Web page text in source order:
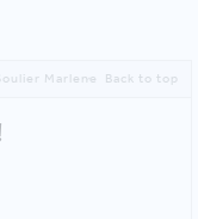
Marlene Back to top